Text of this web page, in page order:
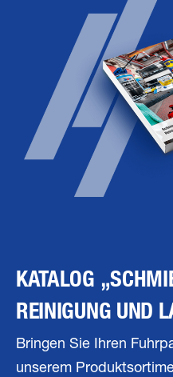
KATALOG
REINIGUNG UND
Bringen Sie Ihren
unserem